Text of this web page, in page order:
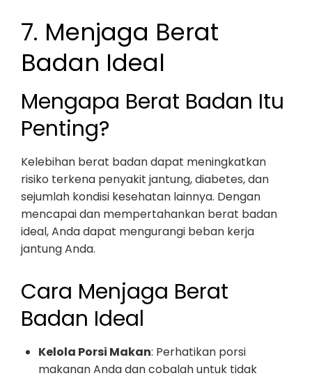
7. Menjaga Berat
Badan Ideal
Mengapa Berat Badan Itu
Penting?
Kelebihan berat badan dapat meningkatkan
risiko terkena penyakit jantung, diabetes, dan
sejumlah kondisi kesehatan lainnya. Dengan
mencapai dan mempertahankan berat badan
ideal, Anda dapat mengurangi beban kerja
jantung Anda.
Cara Menjaga Berat
Badan Ideal
Kelola Porsi Makan: Perhatikan porsi
makanan Anda dan cobalah untuk tidak